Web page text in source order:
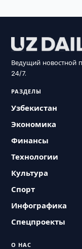
Ведущий новостной
24/7.
РАЗДЕЛЫ
Узбекистан
Экономика
Финансы
Технологии
Культура
Спорт
Инфографика
Спецпроекты
О НАС